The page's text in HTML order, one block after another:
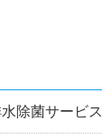
除菌サービス